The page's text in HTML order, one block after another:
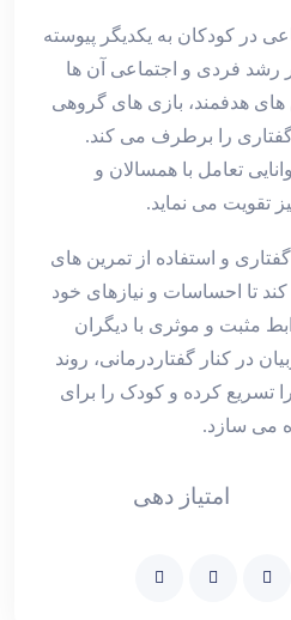
در کودکان به یکدیگر پیوسته‌
رشد فردی و اجتماعی آن ‌ها
‌های هدفمند، بازی ‌های گروهی
را برطرف می‌ کند.
تعامل با همسالان و
تقویت می ‌نماید.
و استفاده از تمرین ‌های
تا احساسات و نیازهای خود
مثبت و موثری با دیگران
در کنار گفتاردرمانی، روند
تسریع کرده و کودک را برای
می ‌سازد.
امتیاز دهی